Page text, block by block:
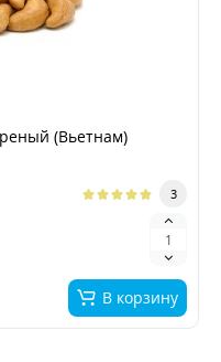
(Вьетнам)
3
В корзину